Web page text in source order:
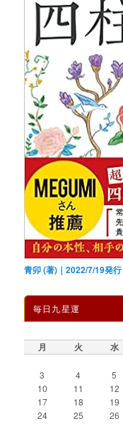
青卯 (著)｜2022/7/19発行
毎日九星運
月 火 水
3
4 5
10
11 12
17
18 19
24
25 26